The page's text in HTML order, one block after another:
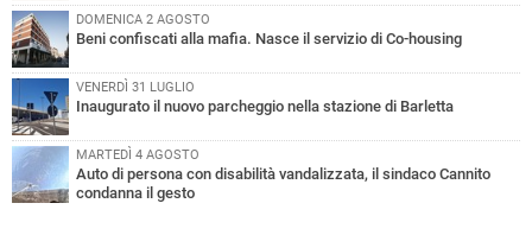
DOMENICA 2 AGOSTO
Beni confiscati alla mafia. Nasce il servizio di Co-housing
VENERDÌ 31 LUGLIO
Inaugurato il nuovo parcheggio nella stazione di Barletta
MARTEDÌ 4 AGOSTO
Auto di persona con disabilità vandalizzata, il sindaco Cannito
condanna il gesto